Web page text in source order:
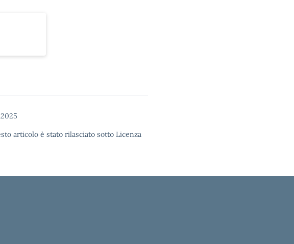
articolo è stato rilasciato sotto Licenza